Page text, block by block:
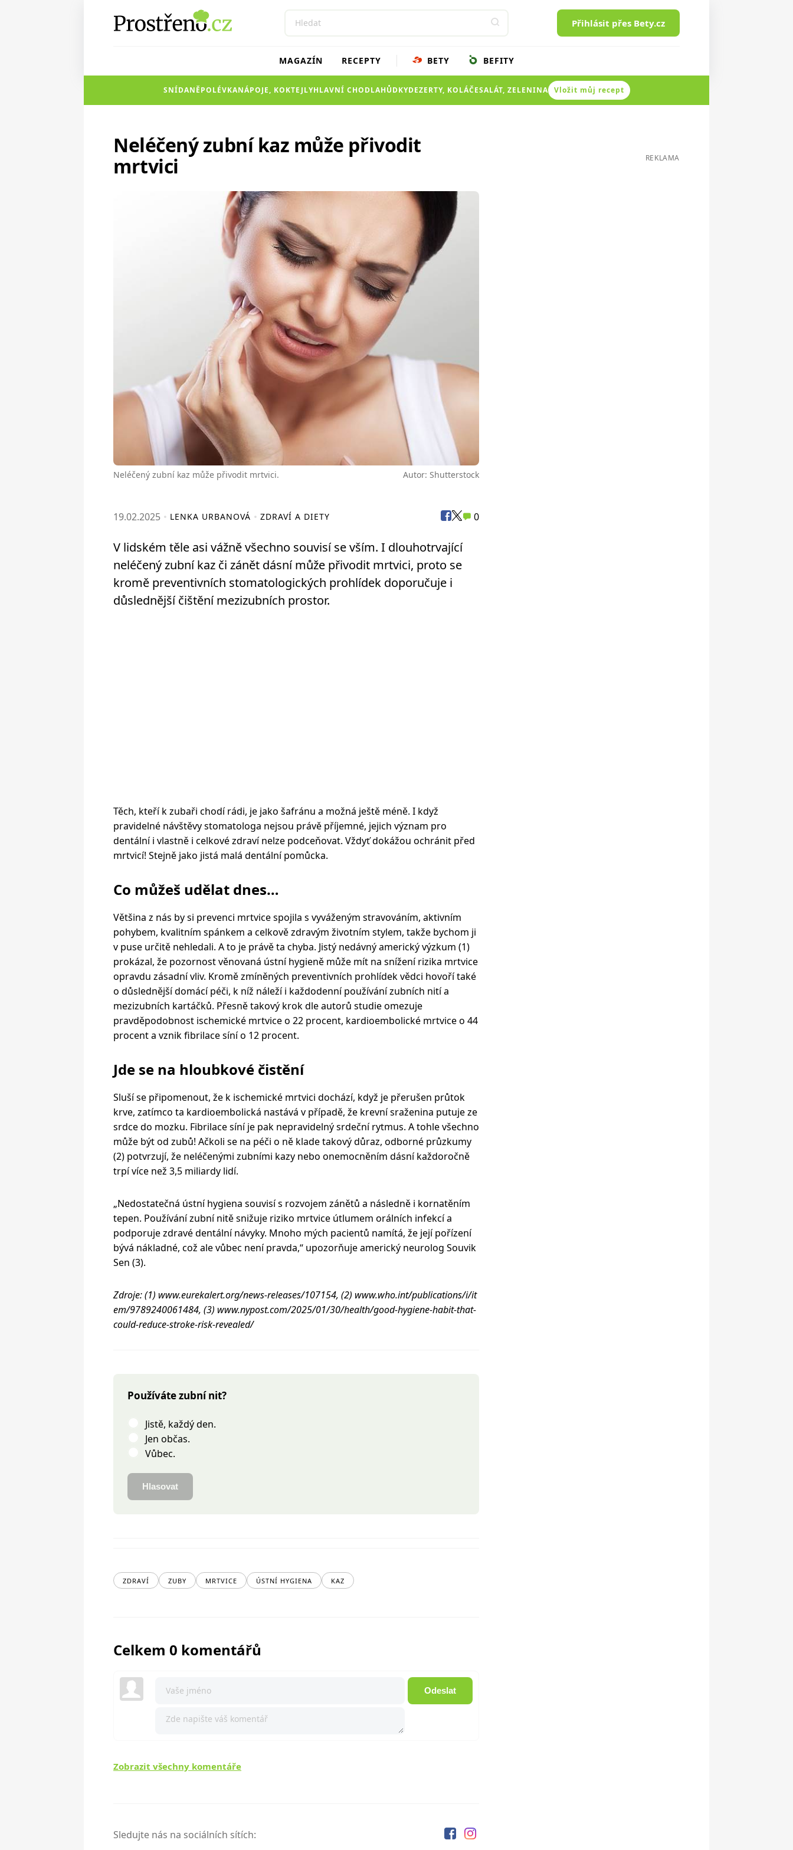
Přihlásit přes Bety.cz
MAGAZÍN RECEPTY BETY BEFITY
SNÍDANĚPOLÉVKANÁPOJE, KOKTEJLYHLAVNÍ CHODLAHŮDKYDEZERTY, KOLÁČESALÁT, ZELENINA Vložit můj recept
Neléčený zubní kaz může přivodit
mrtvici
Neléčený zubní kaz může přivodit mrtvici. Autor: Shutterstock
19.02.2025 LENKA URBANOVÁ ZDRAVÍ A DIETY 0
V lidském těle asi vážně všechno souvisí se vším. I dlouhotrvající
neléčený zubní kaz či zánět dásní může přivodit mrtvici, proto se
kromě preventivních stomatologických prohlídek doporučuje i
důslednější čištění mezizubních prostor.
Těch, kteří k zubaři chodí rádi, je jako šafránu a možná ještě méně. I když
pravidelné návštěvy stomatologa nejsou právě příjemné, jejich význam pro
dentální i vlastně i celkové zdraví nelze podceňovat. Vždyť dokážou ochránit před
mrtvicí! Stejně jako jistá malá dentální pomůcka.
Co můžeš udělat dnes…
Většina z nás by si prevenci mrtvice spojila s vyváženým stravováním, aktivním
pohybem, kvalitním spánkem a celkově zdravým životním stylem, takže bychom ji
v puse určitě nehledali. A to je právě ta chyba. Jistý nedávný americký výzkum (1)
prokázal, že pozornost věnovaná ústní hygieně může mít na snížení rizika mrtvice
opravdu zásadní vliv. Kromě zmíněných preventivních prohlídek vědci hovoří také
o důslednější domácí péči, k níž náleží i každodenní používání zubních nití a
mezizubních kartáčků. Přesně takový krok dle autorů studie omezuje
pravděpodobnost ischemické mrtvice o 22 procent, kardioembolické mrtvice o 44
procent a vznik fibrilace síní o 12 procent.
Jde se na hloubkové čistění
Sluší se připomenout, že k ischemické mrtvici dochází, když je přerušen průtok
krve, zatímco ta kardioembolická nastává v případě, že krevní sraženina putuje ze
srdce do mozku. Fibrilace síní je pak nepravidelný srdeční rytmus. A tohle všechno
může být od zubů! Ačkoli se na péči o ně klade takový důraz, odborné průzkumy
(2) potvrzují, že neléčenými zubními kazy nebo onemocněním dásní každoročně
trpí více než 3,5 miliardy lidí.
„Nedostatečná ústní hygiena souvisí s rozvojem zánětů a následně i kornatěním
tepen. Používání zubní nitě snižuje riziko mrtvice útlumem orálních infekcí a
podporuje zdravé dentální návyky. Mnoho mých pacientů namítá, že její pořízení
bývá nákladné, což ale vůbec není pravda,“ upozorňuje americký neurolog Souvik
Sen (3).
Zdroje: (1) www.eurekalert.org/news-releases/107154, (2) www.who.int/publications/i/it
em/9789240061484, (3) www.nypost.com/2025/01/30/health/good-hygiene-habit-that-
could-reduce-stroke-risk-revealed/
Používáte zubní nit?
Jistě, každý den.
Jen občas.
Vůbec.
Hlasovat
ZDRAVÍ ZUBY MRTVICE ÚSTNÍ HYGIENA KAZ
Celkem 0 komentářů
Odeslat
Zobrazit všechny komentáře
Sledujte nás na sociálních sítích:
REKLAMA